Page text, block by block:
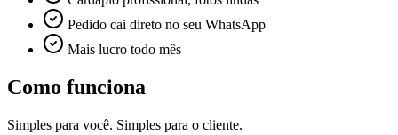
Pedido cai direto no seu WhatsApp
Mais lucro todo mês
Como funciona
Simples para você. Simples para o cliente.